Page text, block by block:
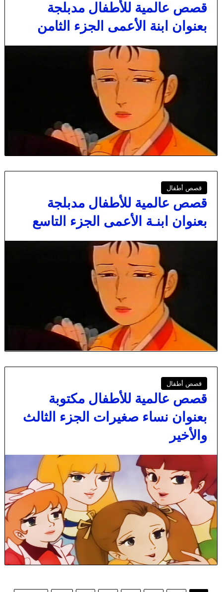
قصص عالمية للأطفال مدبلجة
بعنوان ابنة الأعمى الجزء الثامن
قصص أطفال
قصص عالمية للأطفال مدبلجة
بعنوان ابنـة الأعمى الجزء التاسع
قصص أطفال
قصص عالمية للأطفال مكتوبة
بعنوان نساء صغيرات الجزء الثالث
والأخير